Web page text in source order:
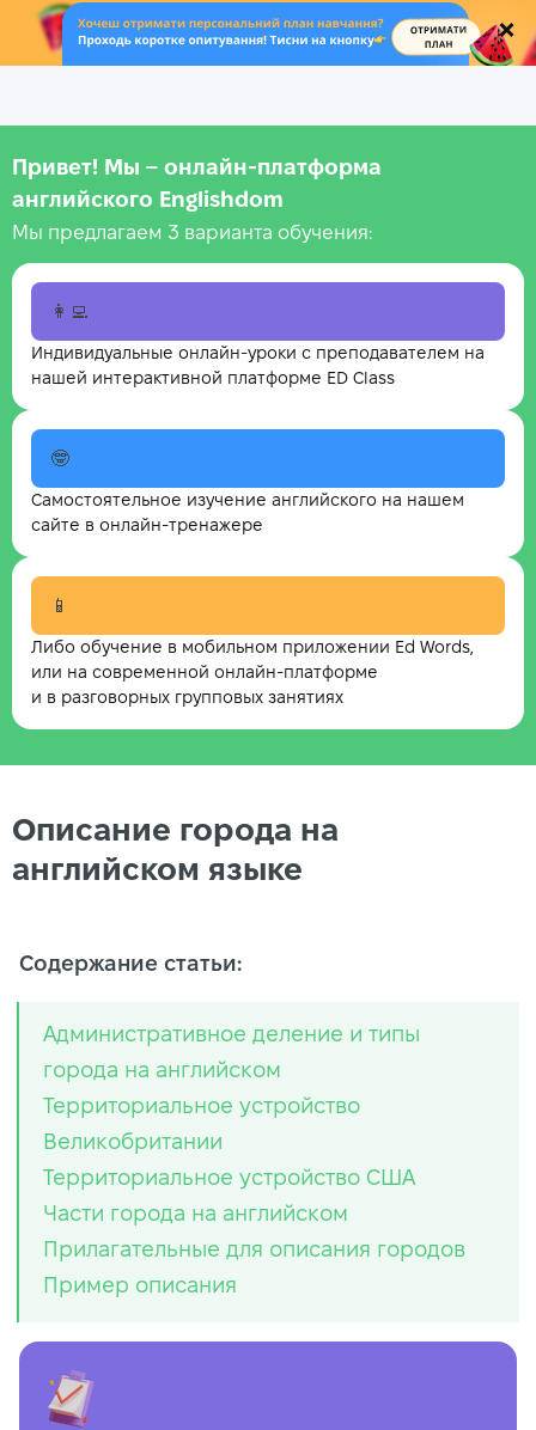
.
Привет! Мы – онлайн‑платформа
английского Englishdom
Мы предлагаем 3 варианта обучения:
👩‍💻
Индивидуальные онлайн-уроки с преподавателем на
нашей интерактивной платформе ED Class
🤓
Самостоятельное изучение английского на нашем
сайте в онлайн-тренажере
📱
Либо обучение в мобильном приложении Ed Words,
или на современной онлайн-платформе
и в разговорных групповых занятиях
Описание города на
английском языке
Содержание статьи:
Административное деление и типы
города на английском
Территориальное устройство
Великобритании
Территориальное устройство США
Части города на английском
Прилагательные для описания городов
Пример описания